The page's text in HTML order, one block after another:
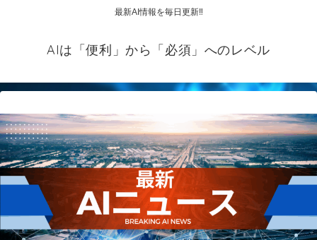
最新AI情報を毎日更新‼
AIは「便利」から「必須」へのレベル